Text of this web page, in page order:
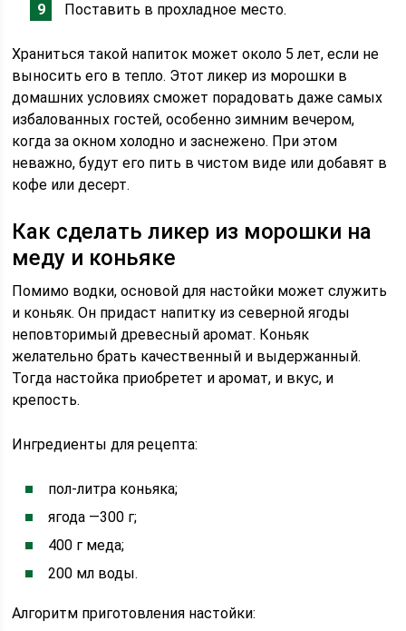
Поставить в прохладное место.
Храниться такой напиток может около 5 лет, если не
выносить его в тепло. Этот ликер из морошки в
домашних условиях сможет порадовать даже самых
избалованных гостей, особенно зимним вечером,
когда за окном холодно и заснежено. При этом
неважно, будут его пить в чистом виде или добавят в
кофе или десерт.
Как сделать ликер из морошки на
меду и коньяке
Помимо водки, основой для настойки может служить
и коньяк. Он придаст напитку из северной ягоды
неповторимый древесный аромат. Коньяк
желательно брать качественный и выдержанный.
Тогда настойка приобретет и аромат, и вкус, и
крепость.
Ингредиенты для рецепта:
пол-литра коньяка;
ягода —300 г;
400 г меда;
200 мл воды.
Алгоритм приготовления настойки: